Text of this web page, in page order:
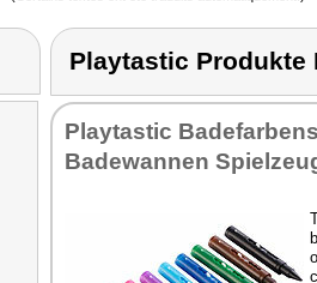
Playtastic Produkte
Playtastic
Badewannen